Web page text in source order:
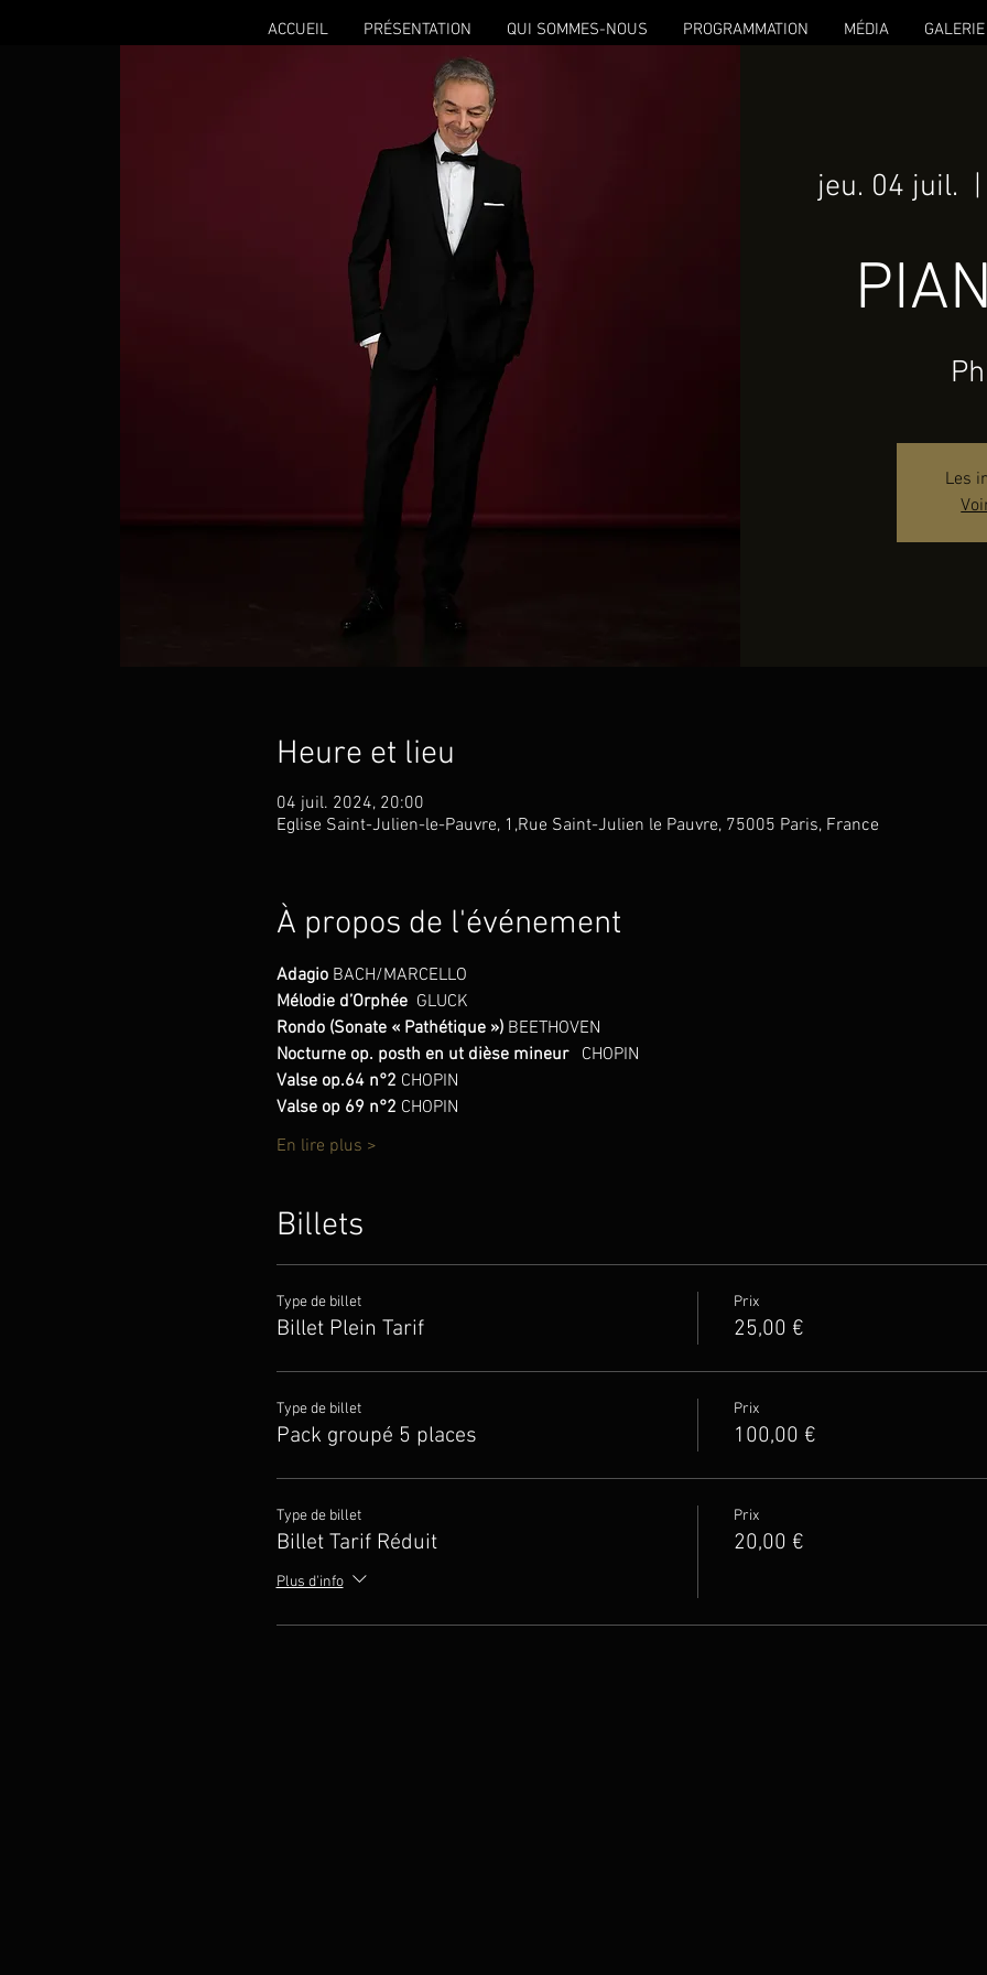
ACCUEIL PRÉSENTATION QUI SOMMES-NOUS PROGRAMMATION MÉDIA GALERIE
jeu. 04 juil.
  |
Les
Heure et lieu
04 juil. 2024, 20:00
Eglise Saint-Julien-le-Pauvre, 1,Rue Saint-Julien le Pauvre, 75005 Paris, France
À propos de l'événement
Adagio BACH/MARCELLO
Mélodie d’Orphée GLUCK
Rondo (Sonate « Pathétique ») BEETHOVEN
Nocturne op. posth en ut dièse mineur CHOPIN
Valse op.64 n°2 CHOPIN
Valse op 69 n°2 CHOPIN
En lire plus >
Billets
Type de billet
Billet Plein Tarif
Prix
25,00 €
Type de billet
Pack groupé 5 places
Prix
100,00 €
Type de billet
Billet Tarif Réduit
Plus d'info
Prix
20,00 €